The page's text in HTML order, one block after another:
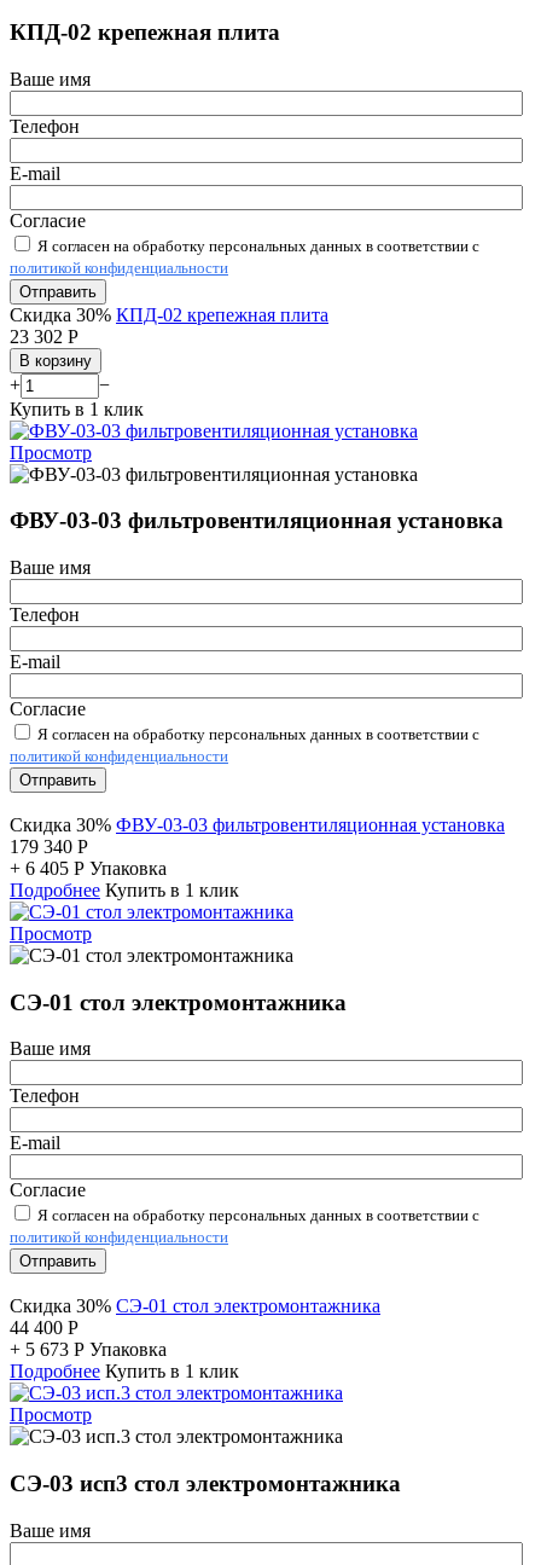
КПД-02 крепежная плита
Ваше имя
Телефон
E-mail
Согласие
Я согласен на обработку персональных данных в соответствии с
политикой конфиденциальности
Отправить
Скидка 30% КПД-02 крепежная плита
23 302 Р
В корзину
+
−
Купить в 1 клик
Просмотр
ФВУ-03-03 фильтровентиляционная установка
Ваше имя
Телефон
E-mail
Согласие
Я согласен на обработку персональных данных в соответствии с
политикой конфиденциальности
Отправить
Скидка 30% ФВУ-03-03 фильтровентиляционная установка
179 340 Р
+ 6 405 Р Упаковка
Подробнее Купить в 1 клик
Просмотр
СЭ-01 стол электромонтажника
Ваше имя
Телефон
E-mail
Согласие
Я согласен на обработку персональных данных в соответствии с
политикой конфиденциальности
Отправить
Скидка 30% СЭ-01 стол электромонтажника
44 400 Р
+ 5 673 Р Упаковка
Подробнее Купить в 1 клик
Просмотр
СЭ-03 исп3 стол электромонтажника
Ваше имя